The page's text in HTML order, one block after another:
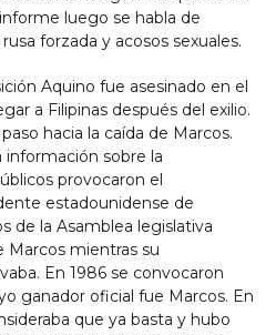
luego se habla de
forzada y acosos sexuales.
Aquino fue asesinado en el
a Filipinas después del exilio.
hacia la caída de Marcos.
información sobre la
provocaron el
estadounidense de
de la Asamblea legislativa
Marcos mientras su
En 1986 se convocaron
ganador oficial fue Marcos. En
que ya basta y hubo